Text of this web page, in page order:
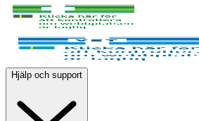
Hjälp och support